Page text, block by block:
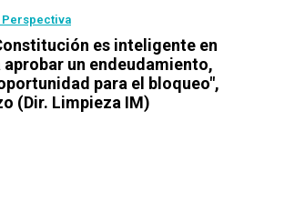
Perspectiva
es inteligente en
un endeudamiento,
para el bloqueo",
(Dir. Limpieza IM)